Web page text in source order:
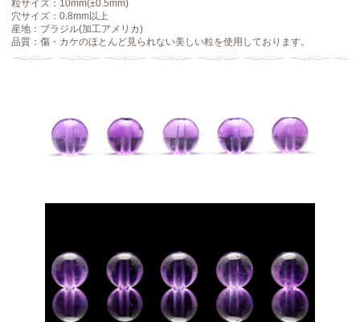
粒サイズ：10mm(±0.5mm)
穴サイズ：0.8mm以上
産地：ブラジル(加工アメリカ)
品質：傷・カケのほとんど見られない美しい粒を使用しております。